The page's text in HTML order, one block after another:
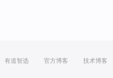
有道智选 官方博客 技术博客